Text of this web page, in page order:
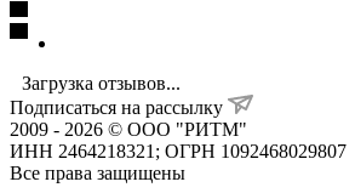
Загрузка отзывов...
Подписаться на рассылку
2009 - 2026 © ООО "РИТМ"
ИНН 2464218321; ОГРН 1092468029807
Все права защищены